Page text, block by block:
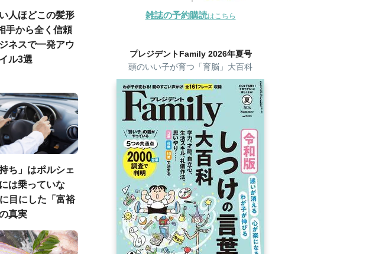
人ほどこの髪形
手から全く信頼
ネスで一発アウ
ル3選
ち」はポルシェ
は乗っていな
目にした「富裕
真実
雑誌の予約購読はこちら
プレジデントFamily 2026年夏号
頭のいい子が育つ「育脳」大百科